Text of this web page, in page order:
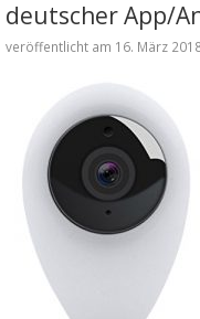
deutscher App/
veröffentlicht am 16. März